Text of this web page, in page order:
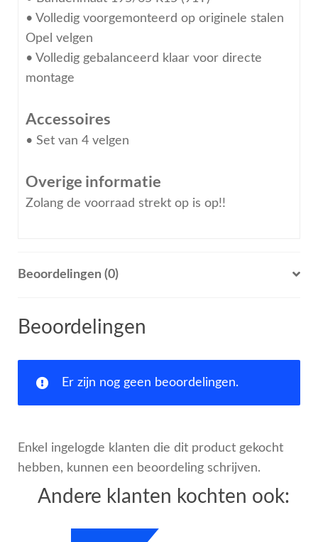
• Volledig voorgemonteerd op originele stalen
Opel velgen
• Volledig gebalanceerd klaar voor directe
montage
Accessoires
• Set van 4 velgen
Overige informatie
Zolang de voorraad strekt op is op!!
Beoordelingen (0)
Beoordelingen
Er zijn nog geen beoordelingen.
Enkel ingelogde klanten die dit product gekocht
hebben, kunnen een beoordeling schrijven.
Andere klanten kochten ook: